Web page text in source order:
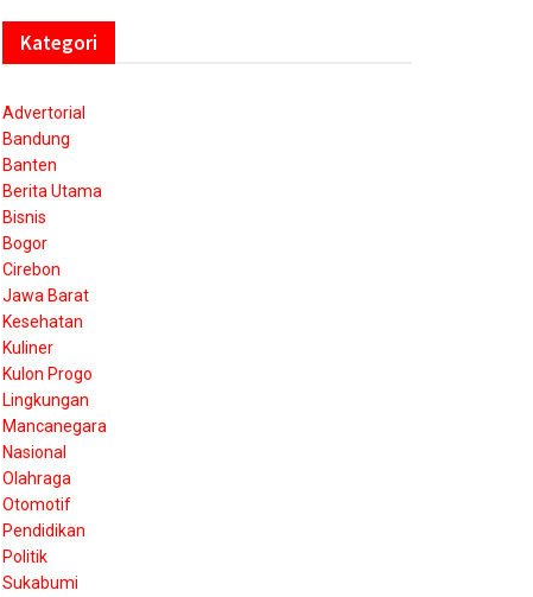
Kategori
Advertorial
Bandung
Banten
Berita Utama
Bisnis
Bogor
Cirebon
Jawa Barat
Kesehatan
Kuliner
Kulon Progo
Lingkungan
Mancanegara
Nasional
Olahraga
Otomotif
Pendidikan
Politik
Sukabumi